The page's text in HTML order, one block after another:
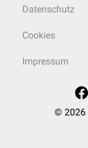
Datenschutz
Cookies
Impressum
© 2026